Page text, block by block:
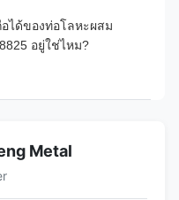
ได้ของท่อโลหะผสม
อยู่ใช่ไหม?
Metal